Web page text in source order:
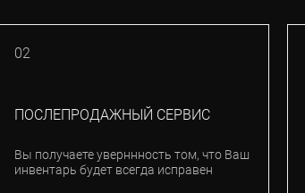
02
ПОСЛЕПРОДАЖНЫЙ СЕРВИС
Вы получаете уверннность том, что Ваш
инвентарь будет всегда исправен